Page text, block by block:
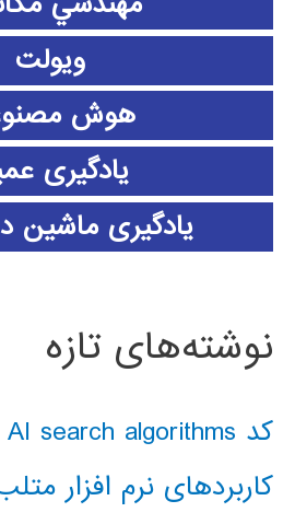
ویولت
هوش
یادگیری
یادگیری ماشین
نوشته‌های تازه
کد classical AI search algorithms
کاربردهای نرم افزار